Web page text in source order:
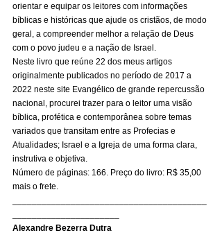
orientar e equipar os leitores com informações
bíblicas e históricas que ajude os cristãos, de modo
geral, a compreender melhor a relação de Deus
com o povo judeu e a nação de Israel.
Neste livro que reúne 22 dos meus artigos
originalmente publicados no período de 2017 a
2022 neste site Evangélico de grande repercussão
nacional, procurei trazer para o leitor uma visão
bíblica, profética e contemporânea sobre temas
variados que transitam entre as Profecias e
Atualidades; Israel e a Igreja de uma forma clara,
instrutiva e objetiva.
Número de páginas: 166. Preço do livro: R$ 35,00
mais o frete.
Alexandre Bezerra Dutra